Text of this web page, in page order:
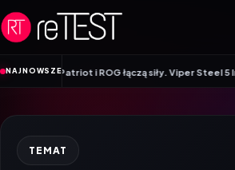
Przejdź do treści
NAJNOWSZE
•Patriot i ROG łączą siły. Viper Steel 5
TEMAT